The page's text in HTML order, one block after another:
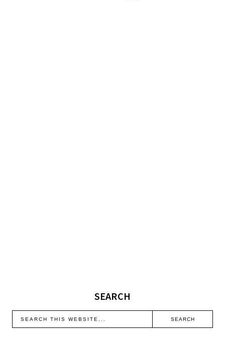
SEARCH